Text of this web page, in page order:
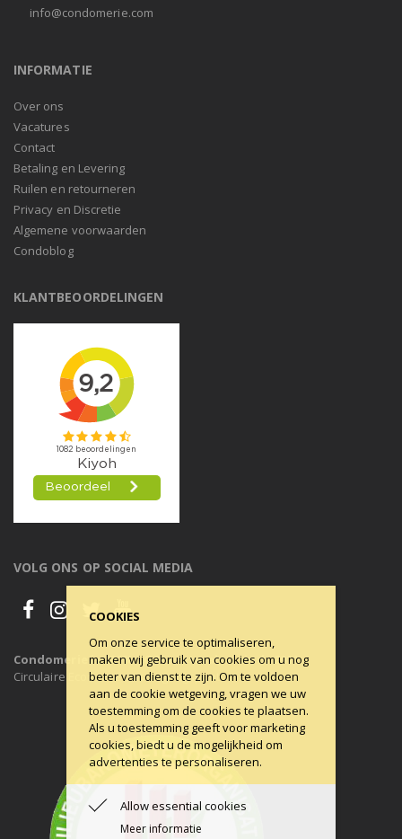
info@condomerie.com
INFORMATIE
Over ons
Vacatures
Contact
Betaling en Levering
Ruilen en retourneren
Privacy en Discretie
Algemene voorwaarden
Condoblog
KLANTBEOORDELINGEN
VOLG ONS OP SOCIAL MEDIA
Condomerie is 100% CO2-neutraal, al sinds 2011
Circulaire Economie ons uitgangspunt.
COOKIES
Om onze service te optimaliseren,
maken wij gebruik van cookies om u nog
beter van dienst te zijn. Om te voldoen
aan de cookie wetgeving, vragen we uw
toestemming om de cookies te plaatsen.
Als u toestemming geeft voor marketing
cookies, biedt u de mogelijkheid om
advertenties te personaliseren.
Allow essential cookies
Meer informatie